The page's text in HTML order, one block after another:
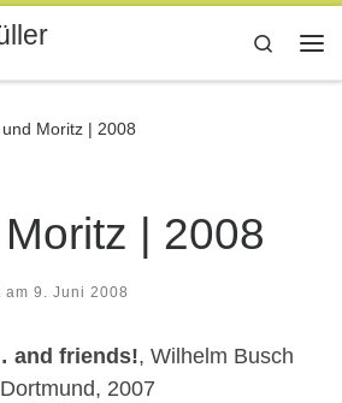
Search
Moritz | 2008
| 2008
am 9. Juni 2008
and friends!, Wilhelm Busch
2007